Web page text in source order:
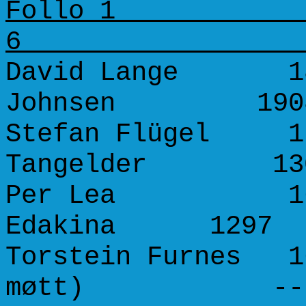
Follo 1
David Lange
Johnsen
Stefan Flügel
Tangelder
Per Lea
Edakina
Torstein Furnes
møtt) ----